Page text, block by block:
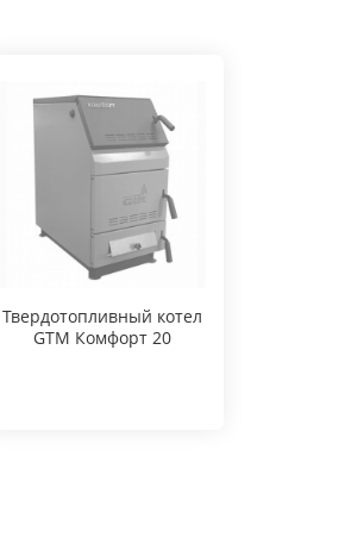
Твердотопливный котел
GTM Комфорт 20